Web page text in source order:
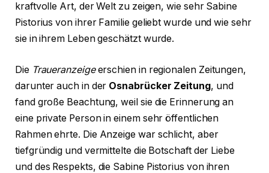
kraftvolle Art, der Welt zu zeigen, wie sehr Sabine
Pistorius von ihrer Familie geliebt wurde und wie sehr
sie in ihrem Leben geschätzt wurde.
Die Traueranzeigeerschien in regionalen Zeitungen,
darunter auch in der Osnabrücker Zeitung, und
fand große Beachtung, weil sie die Erinnerung an
eine private Person in einem sehr öffentlichen
Rahmen ehrte. Die Anzeige war schlicht, aber
tiefgründig und vermittelte die Botschaft der Liebe
und des Respekts, die Sabine Pistorius von ihren